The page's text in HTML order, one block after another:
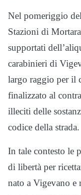
Nel pomeriggio
Stazioni di
supportati
carabinieri di
largo raggio per il
finalizzato al
illeciti delle
codice della strada.
In tale contesto le
di libertà per
nato a Vigevano e